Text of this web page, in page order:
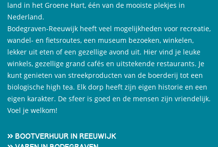
land in het Groene Hart, één van de mooiste plekjes in
Nederland.
Bodegraven-Reeuwijk heeft veel mogelijkheden voor recreatie,
wandel- en fietsroutes, een museum bezoeken, winkelen,
lekker uit eten of een gezellige avond uit. Hier vind je leuke
winkels, gezellige grand cafés en uitstekende restaurants. Je
kunt genieten van streekproducten van de boerderij tot een
biologische high tea. Elk dorp heeft zijn eigen historie en een
eigen karakter. De sfeer is goed en de mensen zijn vriendelijk.
Voel je welkom!
Bootverhuur in Reeuwijk